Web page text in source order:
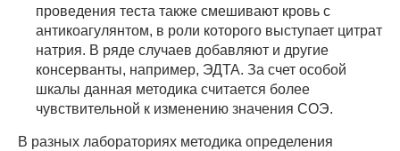
проведения теста также смешивают кровь с
антикоагулянтом, в роли которого выступает цитрат
натрия. В ряде случаев добавляют и другие
консерванты, например, ЭДТА. За счет особой
шкалы данная методика считается более
чувствительной к изменению значения СОЭ.
В разных лабораториях методика определения